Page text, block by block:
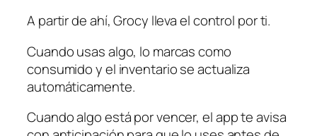
A partir de ahí, Grocy lleva el control por ti.
Cuando usas algo, lo marcas como
consumido y el inventario se actualiza
automáticamente.
Cuando algo está por vencer, el app te avisa